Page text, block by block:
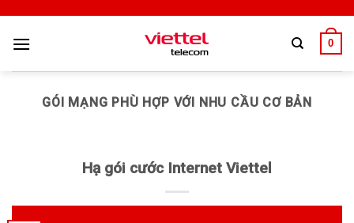
0
GÓI MẠNG PHÙ HỢP VỚI NHU CẦU CƠ BẢN
Hạ gói cước Internet Viettel